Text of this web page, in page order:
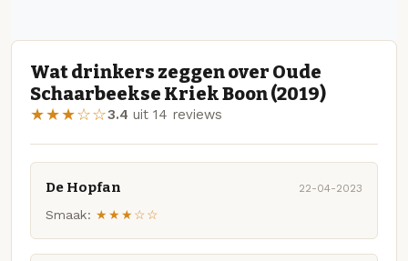
Wat drinkers zeggen over Oude
Schaarbeekse Kriek Boon (2019)
★★★☆☆3.4 uit 14 reviews
De Hopfan 22-04-2023
Smaak: ★★★☆☆